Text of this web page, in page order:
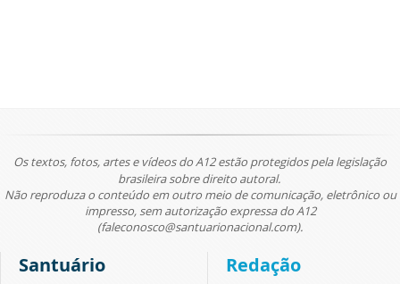
Os textos, fotos, artes e vídeos do A12 estão protegidos pela legislação
brasileira sobre direito autoral.
Não reproduza o conteúdo em outro meio de comunicação, eletrônico ou
impresso, sem autorização expressa do A12
(faleconosco@santuarionacional.com).
Santuário Redação